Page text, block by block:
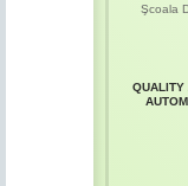
Şcoala
QUALITY